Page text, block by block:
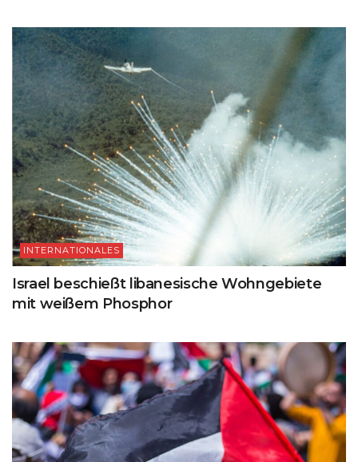
INTERNATIONALES
Israel beschießt libanesische Wohngebiete
mit weißem Phosphor